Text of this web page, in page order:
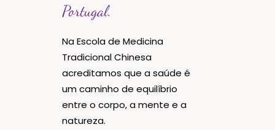
Portugal.
Na Escola de Medicina
Tradicional Chinesa
acreditamos que a saúde é
um caminho de equilíbrio
entre o corpo, a mente e a
natureza.